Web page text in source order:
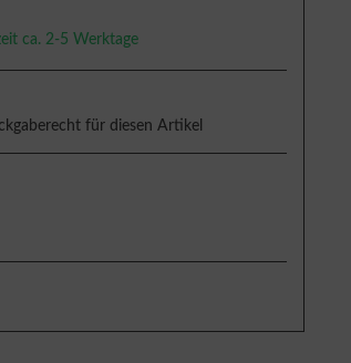
ca. 2-5 Werktage
für diesen Artikel